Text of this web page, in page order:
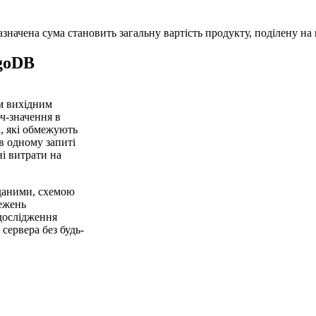
сума становить загальну вартість продукту, поділену на
вихідним
значення в
які обмежують
одному запиті
витрати на
схемою
без будь-